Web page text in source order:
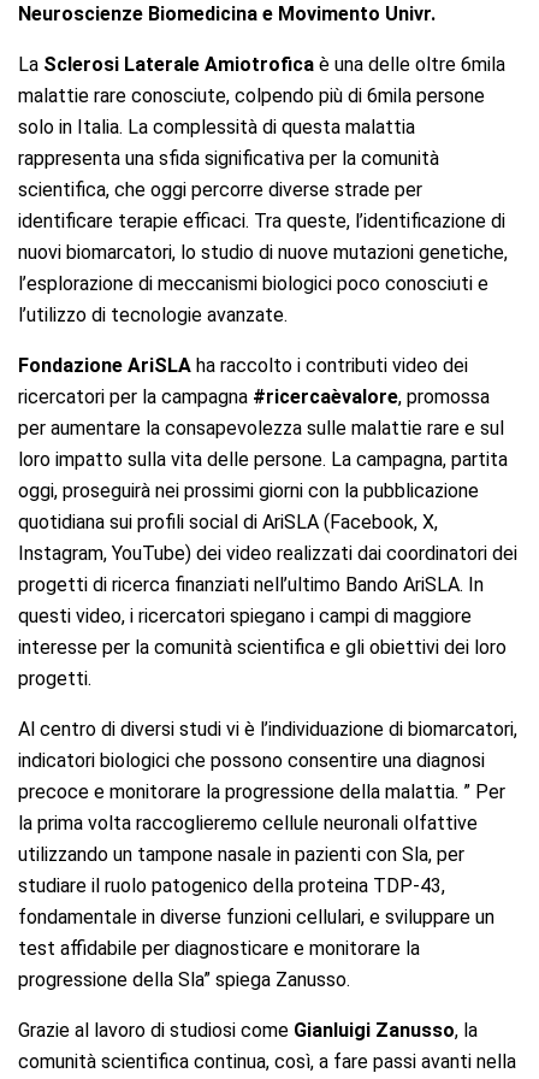
Neuroscienze Biomedicina e Movimento Univr.
La Sclerosi Laterale Amiotrofica è una delle oltre 6mila
malattie rare conosciute, colpendo più di 6mila persone
solo in Italia. La complessità di questa malattia
rappresenta una sfida significativa per la comunità
scientifica, che oggi percorre diverse strade per
identificare terapie efficaci. Tra queste, l’identificazione di
nuovi biomarcatori, lo studio di nuove mutazioni genetiche,
l’esplorazione di meccanismi biologici poco conosciuti e
l’utilizzo di tecnologie avanzate.
Fondazione AriSLA ha raccolto i contributi video dei
ricercatori per la campagna #ricercaèvalore, promossa
per aumentare la consapevolezza sulle malattie rare e sul
loro impatto sulla vita delle persone. La campagna, partita
oggi, proseguirà nei prossimi giorni con la pubblicazione
quotidiana sui profili social di AriSLA (Facebook, X,
Instagram, YouTube) dei video realizzati dai coordinatori dei
progetti di ricerca finanziati nell’ultimo Bando AriSLA. In
questi video, i ricercatori spiegano i campi di maggiore
interesse per la comunità scientifica e gli obiettivi dei loro
progetti.
Al centro di diversi studi vi è l’individuazione di biomarcatori,
indicatori biologici che possono consentire una diagnosi
precoce e monitorare la progressione della malattia. ” Per
la prima volta raccoglieremo cellule neuronali olfattive
utilizzando un tampone nasale in pazienti con Sla, per
studiare il ruolo patogenico della proteina TDP-43,
fondamentale in diverse funzioni cellulari, e sviluppare un
test affidabile per diagnosticare e monitorare la
progressione della Sla” spiega Zanusso.
Grazie al lavoro di studiosi come Gianluigi Zanusso, la
comunità scientifica continua, così, a fare passi avanti nella